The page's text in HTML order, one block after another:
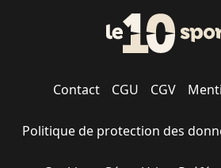
Contact CGU CGV
Politique de protection des